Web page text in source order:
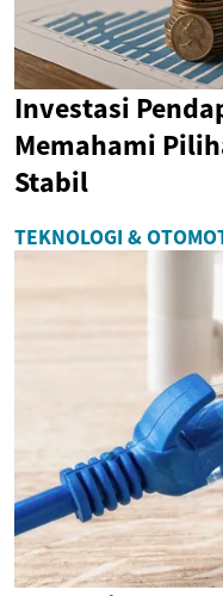
Investasi
Memahami
Stabil
TEKNOLOGI &